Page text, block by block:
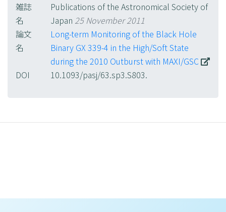
雑誌
名
Publications of the Astronomical Society of
Japan 25 November 2011
論文
名
Long-term Monitoring of the Black Hole
Binary GX 339-4 in the High/Soft State
during the 2010 Outburst with MAXI/GSC
DOI
10.1093/pasj/63.sp3.S803.